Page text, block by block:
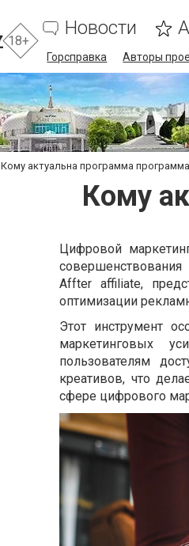
18+
Новости
Горсправка Авторы
Кому актуальна программа
Кому
Цифровой
Affter affiliate,
оптимизации
Этот инструмент
маркетинговых
пользователям
креативов, что
сфере цифрового